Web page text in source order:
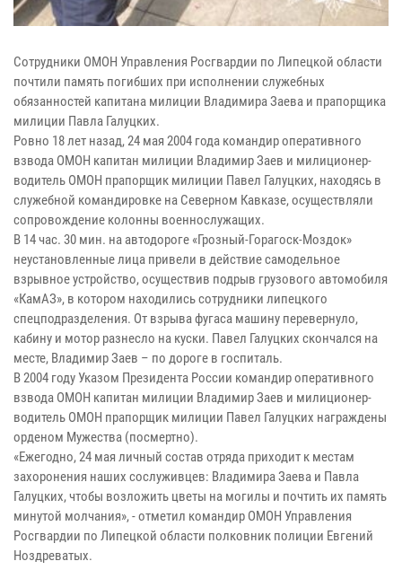
Сотрудники ОМОН Управления Росгвардии по Липецкой области
почтили память погибших при исполнении служебных
обязанностей капитана милиции Владимира Заева и прапорщика
милиции Павла Галуцких.
Ровно 18 лет назад, 24 мая 2004 года командир оперативного
взвода ОМОН капитан милиции Владимир Заев и милиционер-
водитель ОМОН прапорщик милиции Павел Галуцких, находясь в
служебной командировке на Северном Кавказе, осуществляли
сопровождение колонны военнослужащих.
В 14 час. 30 мин. на автодороге «Грозный-Горагоск-Моздок»
неустановленные лица привели в действие самодельное
взрывное устройство, осуществив подрыв грузового автомобиля
«КамАЗ», в котором находились сотрудники липецкого
спецподразделения. От взрыва фугаса машину перевернуло,
кабину и мотор разнесло на куски. Павел Галуцких скончался на
месте, Владимир Заев – по дороге в госпиталь.
В 2004 году Указом Президента России командир оперативного
взвода ОМОН капитан милиции Владимир Заев и милиционер-
водитель ОМОН прапорщик милиции Павел Галуцких награждены
орденом Мужества (посмертно).
«Ежегодно, 24 мая личный состав отряда приходит к местам
захоронения наших сослуживцев: Владимира Заева и Павла
Галуцких, чтобы возложить цветы на могилы и почтить их память
минутой молчания», - отметил командир ОМОН Управления
Росгвардии по Липецкой области полковник полиции Евгений
Ноздреватых.